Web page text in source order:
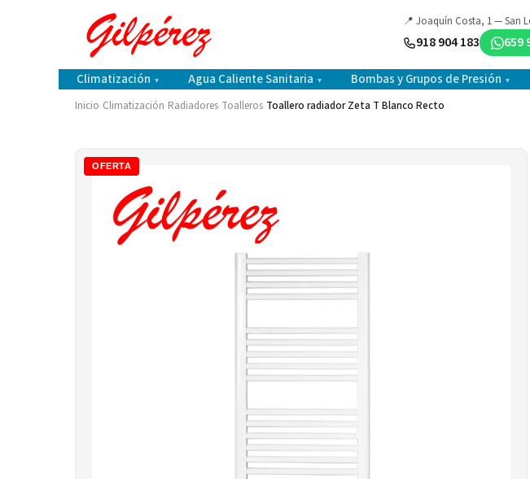
📍 Joaquín Costa, 1 — San
918 904 183 659
Climatización ▾ Agua Caliente Sanitaria ▾ Bombas y Grupos de Presión ▾
Inicio Climatización Radiadores Toalleros Toallero radiador Zeta T Blanco Recto
OFERTA